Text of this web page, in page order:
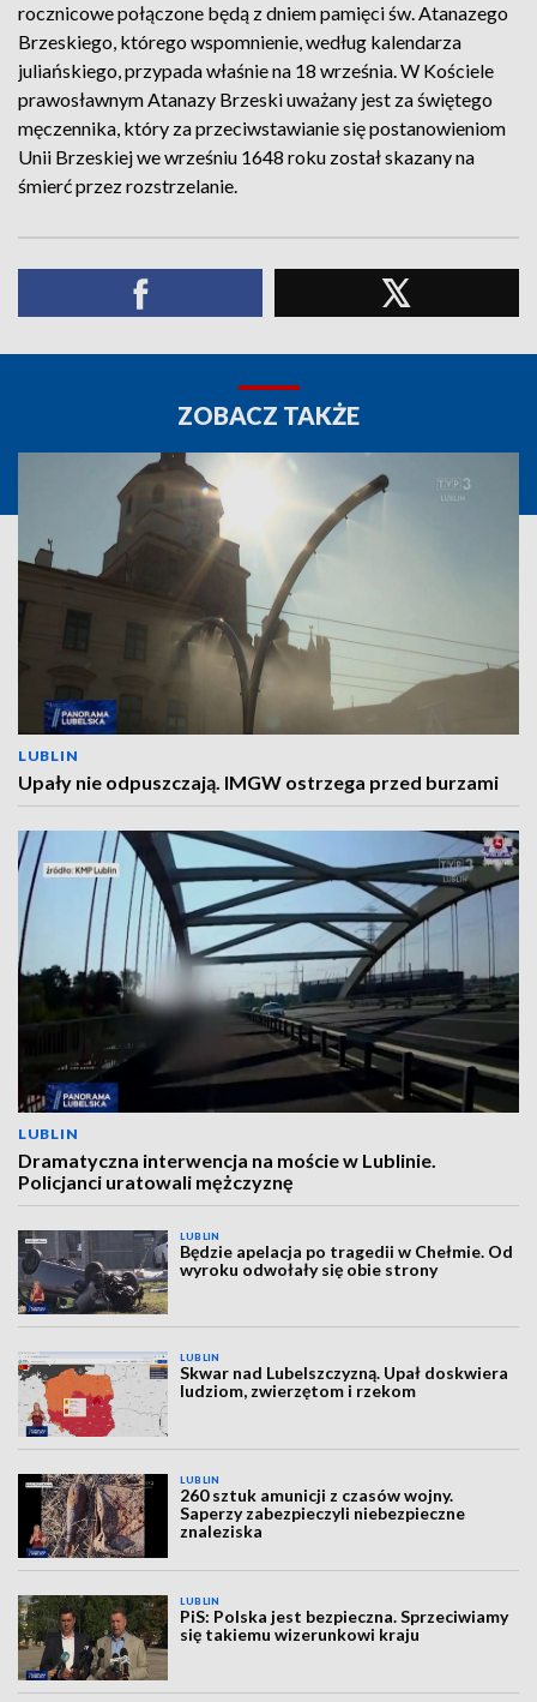
rocznicowe połączone będą z dniem pamięci św. Atanazego
Brzeskiego, którego wspomnienie, według kalendarza
juliańskiego, przypada właśnie na 18 września. W Kościele
prawosławnym Atanazy Brzeski uważany jest za świętego
męczennika, który za przeciwstawianie się postanowieniom
Unii Brzeskiej we wrześniu 1648 roku został skazany na
śmierć przez rozstrzelanie.
ZOBACZ TAKŻE
LUBLIN
Upały nie odpuszczają. IMGW ostrzega przed burzami
LUBLIN
Dramatyczna interwencja na moście w Lublinie.
Policjanci uratowali mężczyznę
LUBLIN
Będzie apelacja po tragedii w Chełmie. Od
wyroku odwołały się obie strony
LUBLIN
Skwar nad Lubelszczyzną. Upał doskwiera
ludziom, zwierzętom i rzekom
LUBLIN
260 sztuk amunicji z czasów wojny.
Saperzy zabezpieczyli niebezpieczne
znaleziska
LUBLIN
PiS: Polska jest bezpieczna. Sprzeciwiamy
się takiemu wizerunkowi kraju